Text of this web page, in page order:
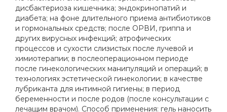
дисбактериоза кишечника; эндокринопатий и
диабета; на фоне длительного приема антибиотиков
и гормональных средств; после ОРВИ, гриппа и
других вирусных инфекций; атрофических
процессов и сухости слизистых после лучевой и
химиотерапии; в послеоперационном периоде
после гинекологических манипуляций и операций; в
технологиях эстетической гинекологии; в качестве
лубриканта для интимной гигиены; в период
беременности и после родов (после консультации с
лечащим врачом). Способ применения: гель наносить